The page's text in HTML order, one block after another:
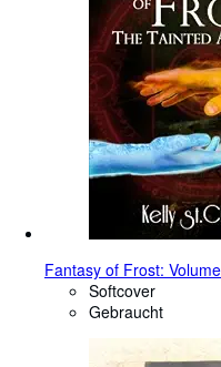
Fantasy of Frost:
Softcover
Gebraucht